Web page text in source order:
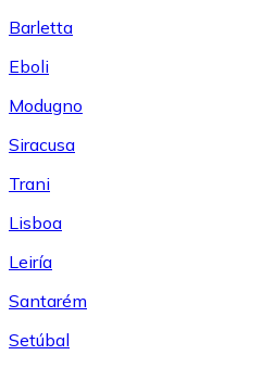
Barletta
Eboli
Modugno
Siracusa
Trani
Lisboa
Leiría
Santarém
Setúbal